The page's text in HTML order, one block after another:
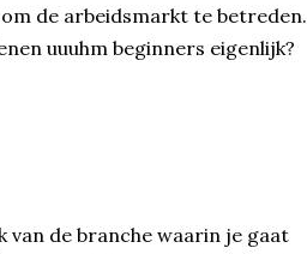
de arbeidsmarkt te betreden.
uuuhm beginners eigenlijk?
van de branche waarin je gaat